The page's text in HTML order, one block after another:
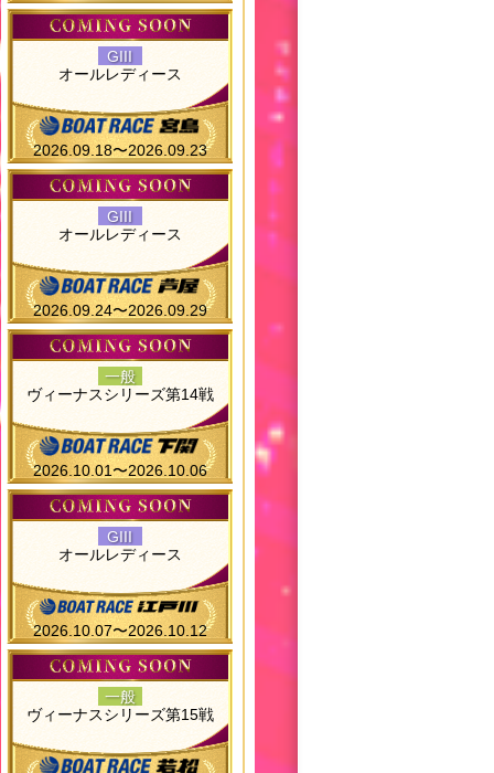
GIII
オールレディース
2026.09.18〜2026.09.23
GIII
オールレディース
2026.09.24〜2026.09.29
一般
ヴィーナスシリーズ第14戦
2026.10.01〜2026.10.06
GIII
オールレディース
2026.10.07〜2026.10.12
一般
ヴィーナスシリーズ第15戦